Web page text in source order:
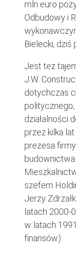
mln euro
Odbudowy i
Bielecki, dziś
Jest też
J.W.
dotychczas
działalności
przez kilka
prezesa
szefem
Jerzy
latach 2000-
w latach
finansów).